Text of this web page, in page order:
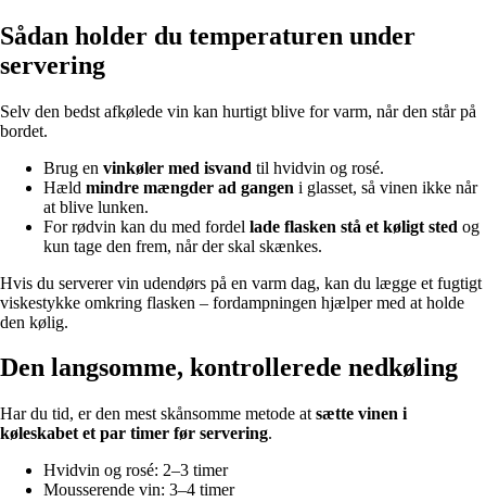
Sådan holder du temperaturen under
servering
Selv den bedst afkølede vin kan hurtigt blive for varm, når den står på
bordet.
Brug en vinkøler med isvand til hvidvin og rosé.
Hæld mindre mængder ad gangen i glasset, så vinen ikke når
at blive lunken.
For rødvin kan du med fordel lade flasken stå et køligt sted og
kun tage den frem, når der skal skænkes.
Hvis du serverer vin udendørs på en varm dag, kan du lægge et fugtigt
viskestykke omkring flasken – fordampningen hjælper med at holde
den kølig.
Den langsomme, kontrollerede nedkøling
Har du tid, er den mest skånsomme metode at sætte vinen i
køleskabet et par timer før servering.
Hvidvin og rosé: 2–3 timer
Mousserende vin: 3–4 timer